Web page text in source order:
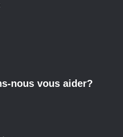
nous vous aider?